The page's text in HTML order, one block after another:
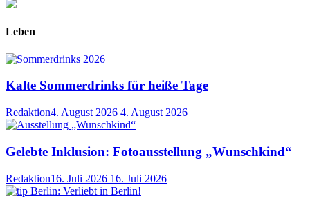
Leben
Kalte Sommerdrinks für heiße Tage
Redaktion4. August 2026 4. August 2026
Gelebte Inklusion: Fotoausstellung „Wunschkind“
Redaktion16. Juli 2026 16. Juli 2026